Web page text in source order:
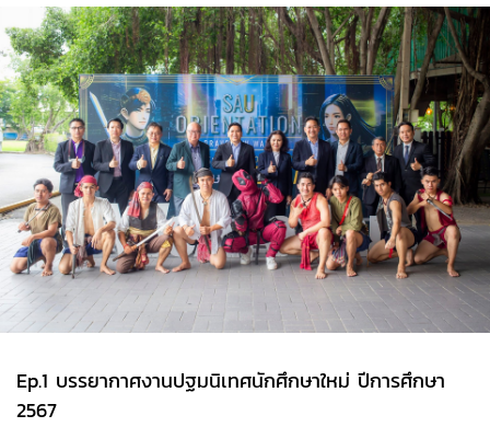
Ep.1 บรรยากาศงานปฐมนิเทศนักศึกษาใหม่ ปีการศึกษา
2567